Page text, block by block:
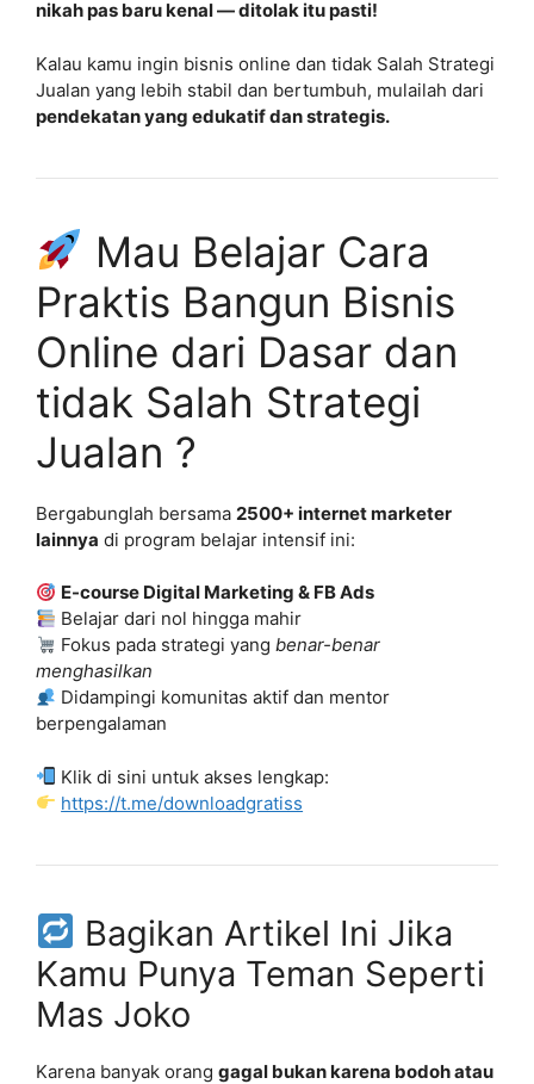
nikah pas baru kenal — ditolak itu pasti!
Kalau kamu ingin bisnis online dan tidak Salah Strategi
Jualan yang lebih stabil dan bertumbuh, mulailah dari
pendekatan yang edukatif dan strategis.
Mau Belajar Cara
Praktis Bangun Bisnis
Online dari Dasar dan
tidak Salah Strategi
Jualan ?
Bergabunglah bersama 2500+ internet marketer
lainnya di program belajar intensif ini:
E-course Digital Marketing & FB Ads
Belajar dari nol hingga mahir
Fokus pada strategi yangbenar-benar
menghasilkan
Didampingi komunitas aktif dan mentor
berpengalaman
Klik di sini untuk akses lengkap:
https://t.me/downloadgratiss
Bagikan Artikel Ini Jika
Kamu Punya Teman Seperti
Mas Joko
Karena banyak orang gagal bukan karena bodoh atau